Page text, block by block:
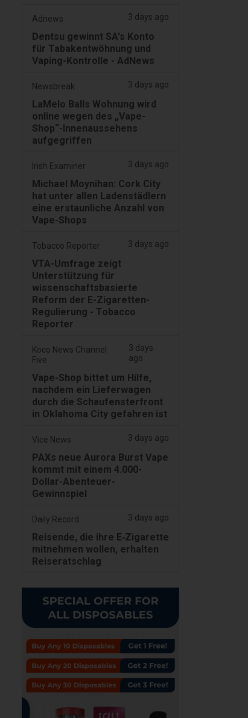
Adnews 3 days ago
Dentsu gewinnt SA's Konto
für Tabakentwöhnung und
Vaping-Kontrolle - AdNews
Newsbreak 3 days ago
LaMelo Balls Wohnung wird
online wegen des „Vape-
Shop“-Innenaussehens
aufgegriffen
Irish Examiner 3 days ago
Michael Moynihan: Cork City
hat unter allen Ladenstädlern
eine erstaunliche Anzahl von
Vape-Shops
Tobacco Reporter 3 days ago
VTA-Umfrage zeigt
Unterstützung für
wissenschaftsbasierte
Reform der E-Zigaretten-
Regulierung - Tobacco
Reporter
Koco News Channel
Five
3 days
ago
Vape-Shop bittet um Hilfe,
nachdem ein Lieferwagen
durch die Schaufensterfront
in Oklahoma City gefahren ist
Vice News 3 days ago
PAXs neue Aurora Burst Vape
kommt mit einem 4.000-
Dollar-Abenteuer-
Gewinnspiel
Daily Record 3 days ago
Reisende, die ihre E‑Zigarette
mitnehmen wollen, erhalten
Reiseratschlag